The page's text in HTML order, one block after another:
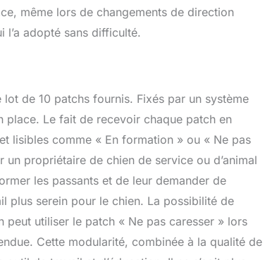
même lors de changements de direction
l’a adopté sans difficulté.
de 10 patchs fournis. Fixés par un système
place. Le fait de recevoir chaque patch en
lisibles comme « En formation » ou « Ne pas
propriétaire de chien de service ou d’animal
les passants et de leur demander de
plus serein pour le chien. La possibilité de
peut utiliser le patch « Ne pas caresser » lors
Cette modularité, combinée à la qualité de